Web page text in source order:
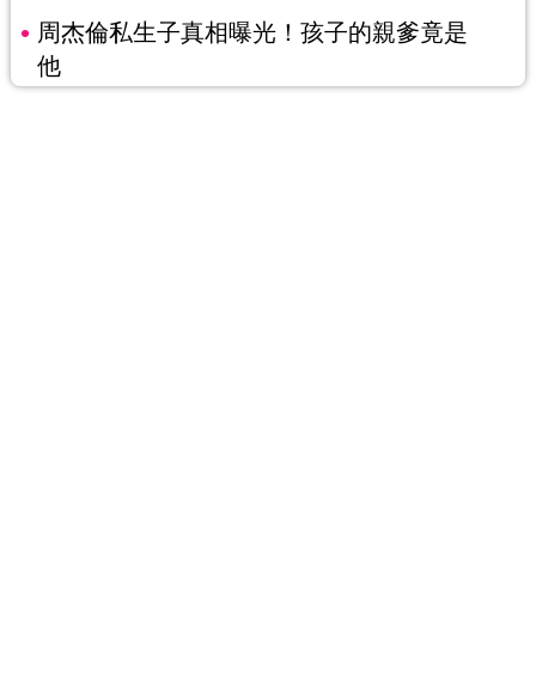
周杰倫私生子真相曝光！孩子的親爹竟是
他